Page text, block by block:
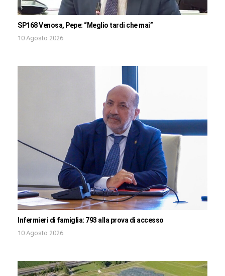
SP168 Venosa, Pepe: “Meglio tardi che mai”
10 Agosto 2026
Infermieri di famiglia: 793 alla prova di accesso
10 Agosto 2026